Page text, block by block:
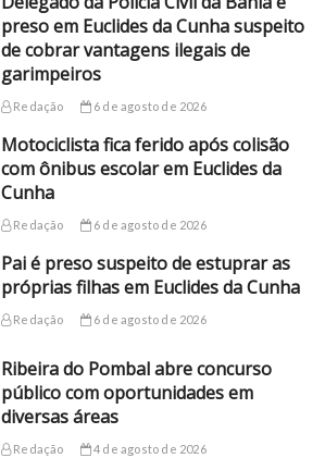
preso em Euclides da Cunha suspeito
de cobrar vantagens ilegais de
garimpeiros
Redação 6 de agosto de 2026
Motociclista fica ferido após colisão
com ônibus escolar em Euclides da
Cunha
Redação 6 de agosto de 2026
Pai é preso suspeito de estuprar as
próprias filhas em Euclides da Cunha
Redação 6 de agosto de 2026
Ribeira do Pombal abre concurso
público com oportunidades em
diversas áreas
Redação 4 de agosto de 2026